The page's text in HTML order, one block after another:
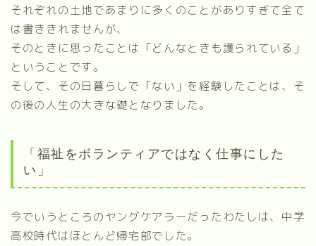
それぞれの土地であまりに多くのことがありすぎて全て
は書ききれませんが、
そのときに思ったことは「どんなときも護られている」
ということです。
そして、その日暮らしで「ない」を経験したことは、そ
の後の人生の大きな礎となりました。
「福祉をボランティアではなく仕事にした
い」
今でいうところのヤングケアラーだったわたしは、中学
高校時代はほとんど帰宅部でした。